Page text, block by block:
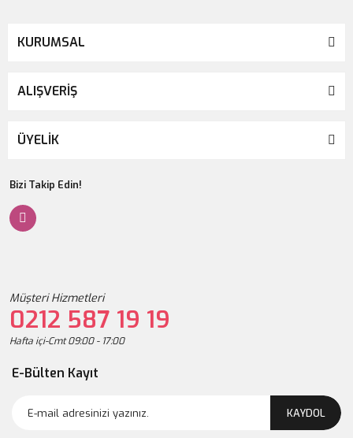
KURUMSAL
ALIŞVERİŞ
ÜYELİK
Bizi Takip Edin!
Müşteri Hizmetleri
0212 587 19 19
Hafta içi-Cmt 09:00 - 17:00
E-Bülten Kayıt
KAYDOL